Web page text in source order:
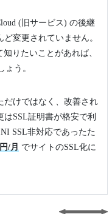
(旧サービス) の後継
変更されていません。
りたいことがあれば、
う。
だけではなく、改善され
SSL証明書が格安で利
SSL非対応であったた
/月
でサイトのSSL化に